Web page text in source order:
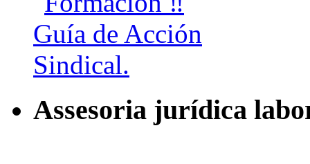
Assesoria jurídica